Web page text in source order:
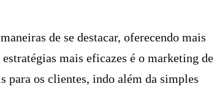
de se destacar, oferecendo mais
mais eficazes é o marketing de
para os clientes, indo além da simples